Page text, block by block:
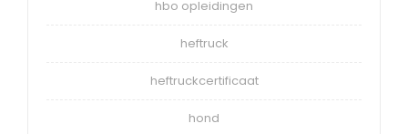
hbo opleidingen
heftruck
heftruckcertificaat
hond